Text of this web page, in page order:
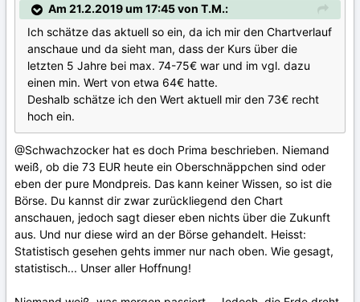
Am 21.2.2019 um 17:45 von T.M.:
Ich schätze das aktuell so ein, da ich mir den Chartverlauf
anschaue und da sieht man, dass der Kurs über die
letzten 5 Jahre bei max. 74-75€ war und im vgl. dazu
einen min. Wert von etwa 64€ hatte.
Deshalb schätze ich den Wert aktuell mir den 73€ recht
hoch ein.
@Schwachzocker hat es doch Prima beschrieben. Niemand
weiß, ob die 73 EUR heute ein Oberschnäppchen sind oder
eben der pure Mondpreis. Das kann keiner Wissen, so ist die
Börse. Du kannst dir zwar zurückliegend den Chart
anschauen, jedoch sagt dieser eben nichts über die Zukunft
aus. Und nur diese wird an der Börse gehandelt. Heisst:
Statistisch gesehen gehts immer nur nach oben. Wie gesagt,
statistisch... Unser aller Hoffnung!